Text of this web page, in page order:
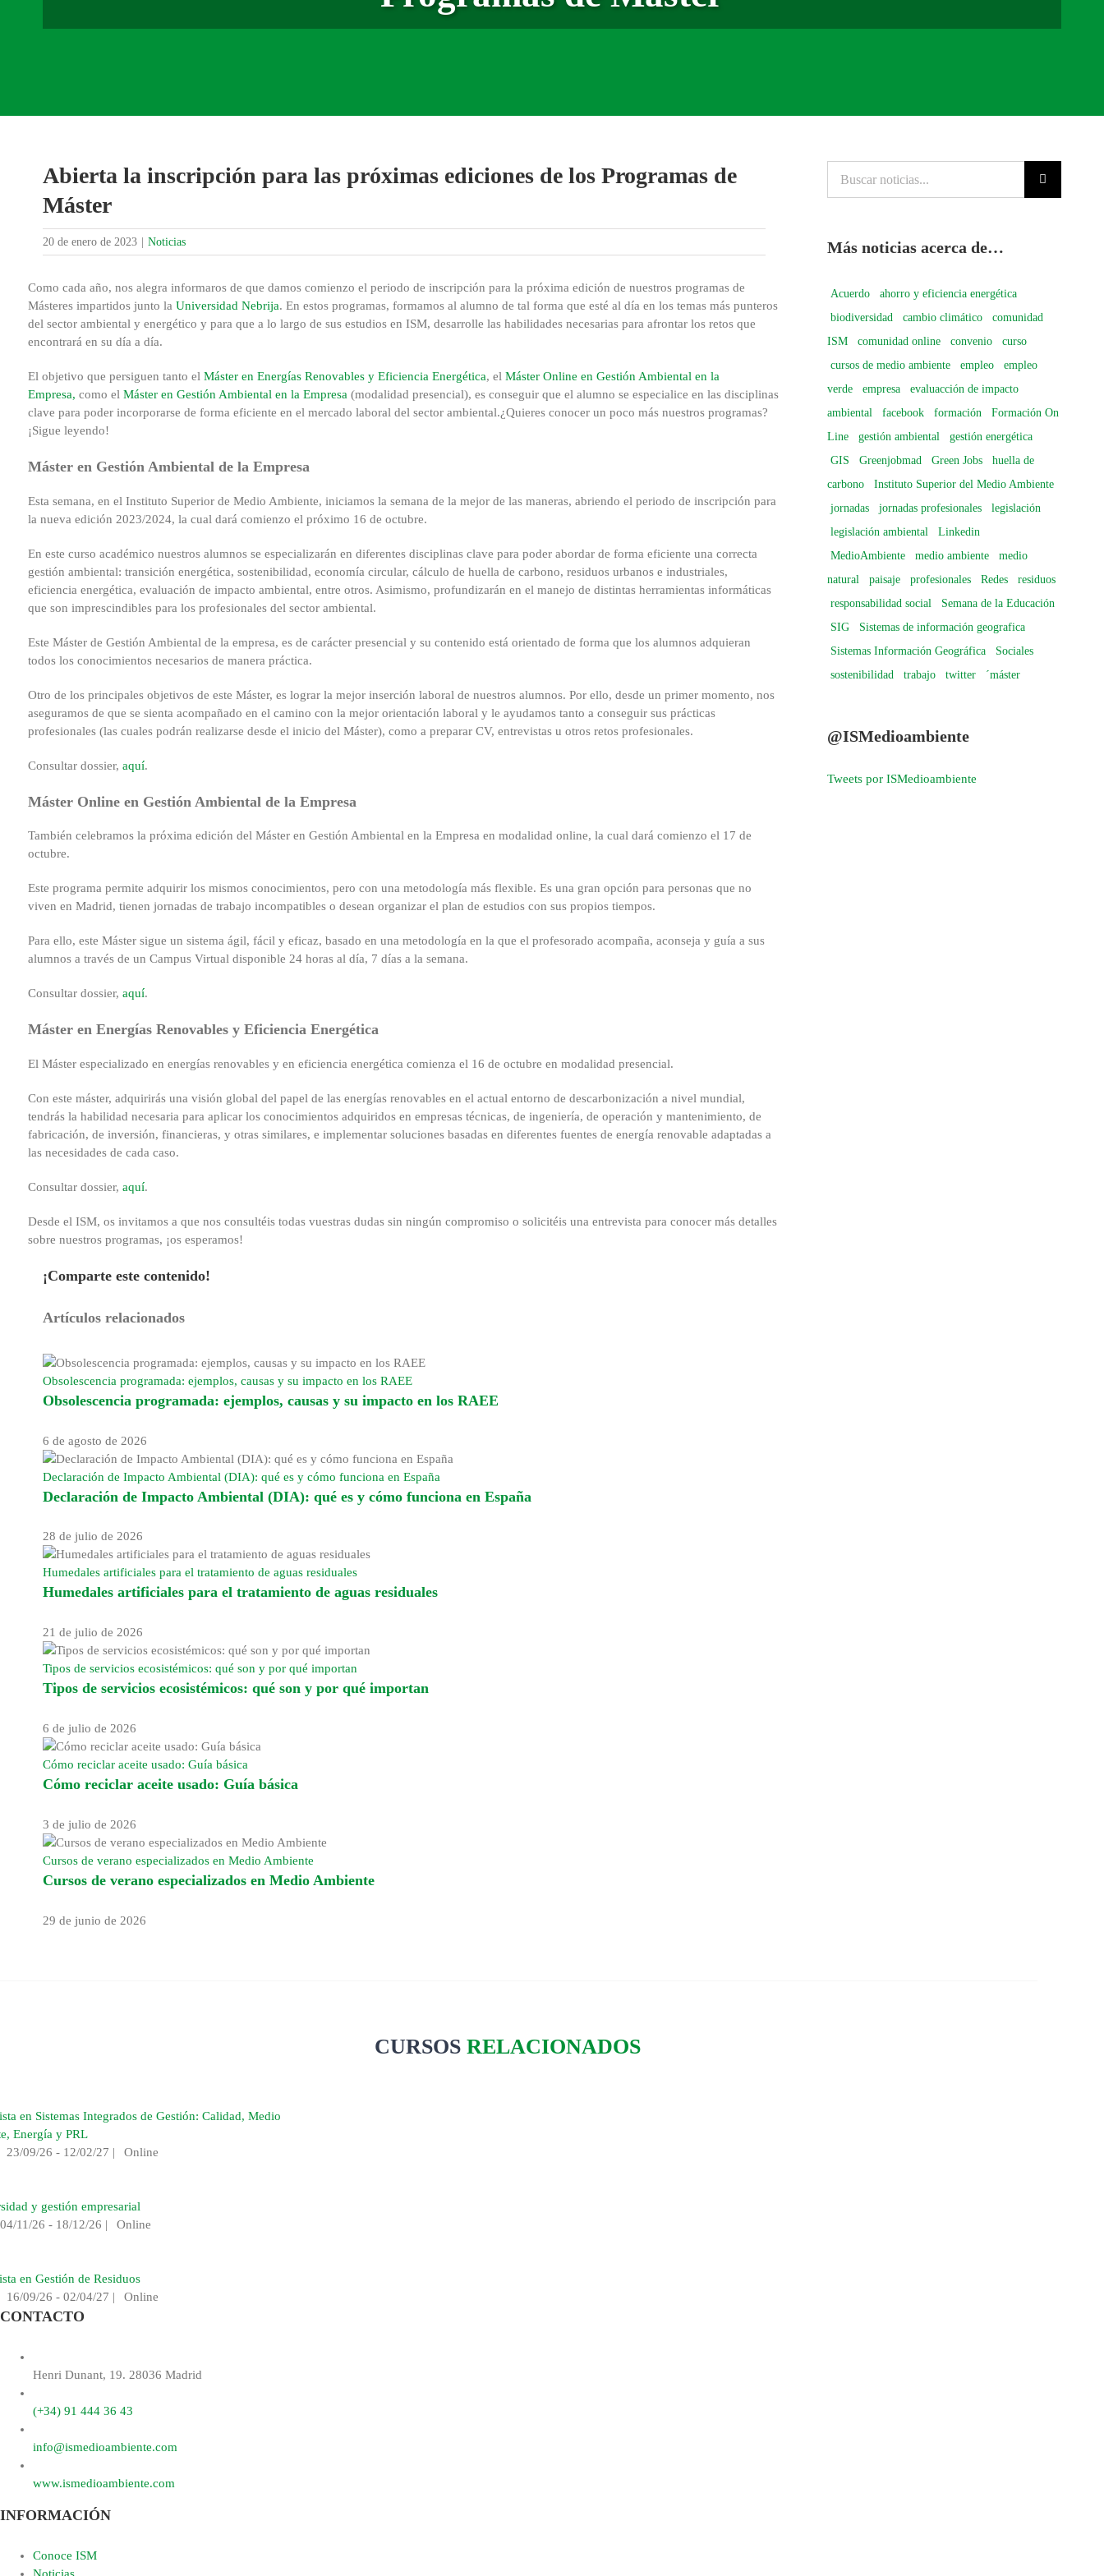
Abierta la inscripción para las próximas ediciones de los Programas de
Máster
20 de enero de 2023 Noticias
Como cada año, nos alegra informaros de que damos comienzo el periodo de inscripción para la próxima edición de nuestros programas de
Másteres impartidos junto laUniversidad Nebrija. En estos programas, formamos al alumno de tal forma que esté al día en los temas más punteros
del sector ambiental y energético y para que a lo largo de sus estudios en ISM, desarrolle las habilidades necesarias para afrontar los retos que
encontrará en su día a día.
El objetivo que persiguen tanto elMáster en Energías Renovables y Eficiencia Energética, elMáster Online en Gestión Ambiental en la
Empresa, como elMáster en Gestión Ambiental en la Empresa (modalidad presencial), es conseguir que el alumno se especialice en las disciplinas
clave para poder incorporarse de forma eficiente en el mercado laboral del sector ambiental.¿Quieres conocer un poco más nuestros programas?
¡Sigue leyendo!
Máster en Gestión Ambiental de la Empresa
Esta semana, en el Instituto Superior de Medio Ambiente, iniciamos la semana de la mejor de las maneras, abriendo el periodo de inscripción para
la nueva edición 2023/2024, la cual dará comienzo el próximo 16 de octubre.
En este curso académico nuestros alumnos se especializarán en diferentes disciplinas clave para poder abordar de forma eficiente una correcta
gestión ambiental: transición energética, sostenibilidad, economía circular, cálculo de huella de carbono, residuos urbanos e industriales,
eficiencia energética, evaluación de impacto ambiental, entre otros. Asimismo, profundizarán en el manejo de distintas herramientas informáticas
que son imprescindibles para los profesionales del sector ambiental.
Este Máster de Gestión Ambiental de la empresa, es de carácter presencial y su contenido está orientado de forma que los alumnos adquieran
todos los conocimientos necesarios de manera práctica.
Otro de los principales objetivos de este Máster, es lograr la mejor inserción laboral de nuestros alumnos. Por ello, desde un primer momento, nos
aseguramos de que se sienta acompañado en el camino con la mejor orientación laboral y le ayudamos tanto a conseguir sus prácticas
profesionales (las cuales podrán realizarse desde el inicio del Máster), como a preparar CV, entrevistas u otros retos profesionales.
Consultar dossier,aquí.
Máster Online en Gestión Ambiental de la Empresa
También celebramos la próxima edición del Máster en Gestión Ambiental en la Empresa en modalidad online, la cual dará comienzo el 17 de
octubre.
Este programa permite adquirir los mismos conocimientos, pero con una metodología más flexible. Es una gran opción para personas que no
viven en Madrid, tienen jornadas de trabajo incompatibles o desean organizar el plan de estudios con sus propios tiempos.
Para ello, este Máster sigue un sistema ágil, fácil y eficaz, basado en una metodología en la que el profesorado acompaña, aconseja y guía a sus
alumnos a través de un Campus Virtual disponible 24 horas al día, 7 días a la semana.
Consultar dossier,aquí.
Máster en Energías Renovables y Eficiencia Energética
El Máster especializado en energías renovables y en eficiencia energética comienza el 16 de octubre en modalidad presencial.
Con este máster, adquirirás una visión global del papel de las energías renovables en el actual entorno de descarbonización a nivel mundial,
tendrás la habilidad necesaria para aplicar los conocimientos adquiridos en empresas técnicas, de ingeniería, de operación y mantenimiento, de
fabricación, de inversión, financieras, y otras similares, e implementar soluciones basadas en diferentes fuentes de energía renovable adaptadas a
las necesidades de cada caso.
Consultar dossier,aquí.
Desde el ISM, os invitamos a que nos consultéis todas vuestras dudas sin ningún compromiso o solicitéis una entrevista para conocer más detalles
sobre nuestros programas, ¡os esperamos!
¡Comparte este contenido!
Facebook
X
Reddit
LinkedIn
WhatsApp
Tumblr
Pinterest
Correo
electrónico
Artículos relacionados
Obsolescencia programada: ejemplos, causas y su impacto en los RAEE
Obsolescencia programada: ejemplos, causas y su impacto en los RAEE
6 de agosto de 2026
Declaración de Impacto Ambiental (DIA): qué es y cómo funciona en España
Declaración de Impacto Ambiental (DIA): qué es y cómo funciona en España
28 de julio de 2026
Humedales artificiales para el tratamiento de aguas residuales
Humedales artificiales para el tratamiento de aguas residuales
21 de julio de 2026
Tipos de servicios ecosistémicos: qué son y por qué importan
Tipos de servicios ecosistémicos: qué son y por qué importan
6 de julio de 2026
Cómo reciclar aceite usado: Guía básica
Cómo reciclar aceite usado: Guía básica
3 de julio de 2026
Cursos de verano especializados en Medio Ambiente
Cursos de verano especializados en Medio Ambiente
29 de junio de 2026
noticias...
Más noticias acerca de…
Acuerdo
ahorro y eficiencia energética
biodiversidad
cambio climático
comunidad
ISM
comunidad online convenio
curso
cursos de medio ambiente
empleo
empleo
verde
empresa
evaluacción de impacto
ambiental
facebook formación
Formación On
Line
gestión ambiental
gestión energética
GIS
Greenjobmad Green Jobs
huella de
carbono
Instituto Superior del Medio Ambiente
jornadas
jornadas profesionales
legislación
legislación ambiental
Linkedin
MedioAmbiente
medio ambiente
medio
natural
paisaje profesionales Redes
residuos
responsabilidad social
Semana de la Educación
SIG
Sistemas de información geografica
Sistemas Información Geográfica
Sociales
sostenibilidad
trabajo twitter ´máster
@ISMedioambiente
Tweets por ISMedioambiente
CURSOS RELACIONADOS
en Sistemas Integrados de Gestión: Calidad, Medio
Energía y PRL
23/09/26 - 12/02/27 | Online
y gestión empresarial
04/11/26 - 18/12/26 | Online
en Gestión de Residuos
16/09/26 - 02/04/27 | Online
CONTACTO
Henri Dunant, 19. 28036 Madrid
(+34) 91 444 36 43
info@ismedioambiente.com
www.ismedioambiente.com
INFORMACIÓN
Conoce ISM